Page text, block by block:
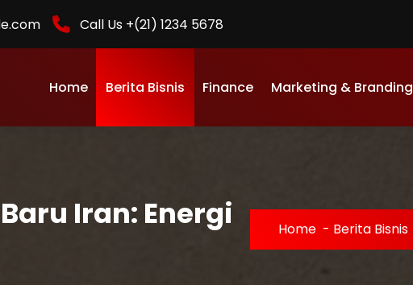
Call Us +(21) 1234 5678
Home Berita Bisnis Finance Marketing & Branding
Iran: Energi
Home - Berita Bisnis